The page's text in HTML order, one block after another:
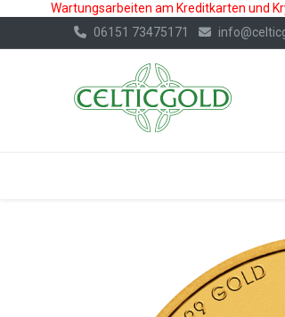
Wartungsarbeiten am Kreditkarten und
06151 73475171